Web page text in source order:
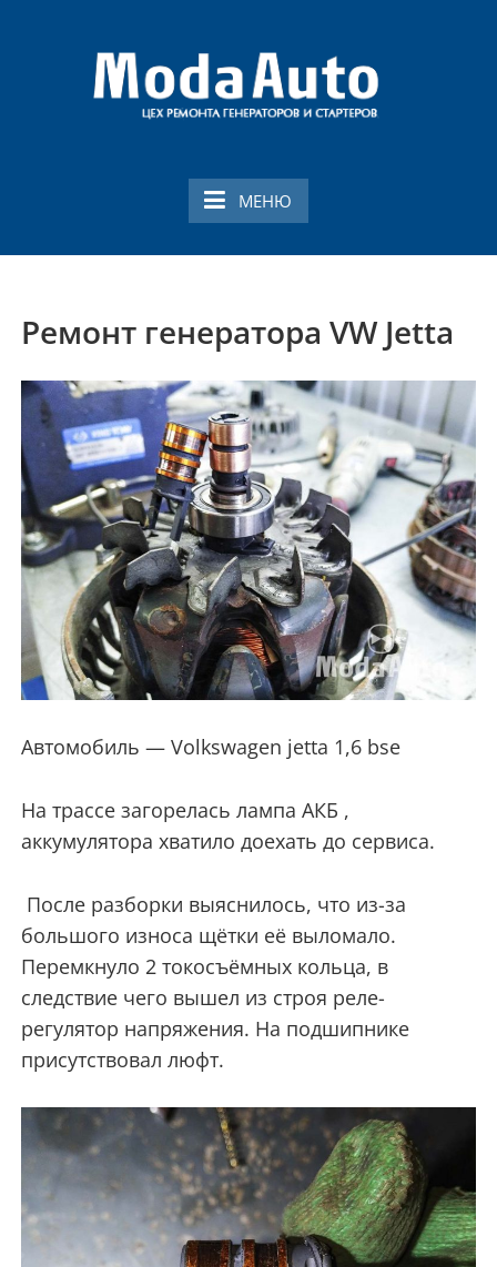
содержимому
и стартеров
МЕНЮ
Ремонт генератора VW Jetta
Автомобиль — Volkswagen jetta 1,6 bse
На трассе загорелась лампа АКБ ,
аккумулятора хватило доехать до сервиса.
После разборки выяснилось, что из-за
большого износа щётки её выломало.
Перемкнуло 2 токосъёмных кольца, в
следствие чего вышел из строя реле-
регулятор напряжения. На подшипнике
присутствовал люфт.